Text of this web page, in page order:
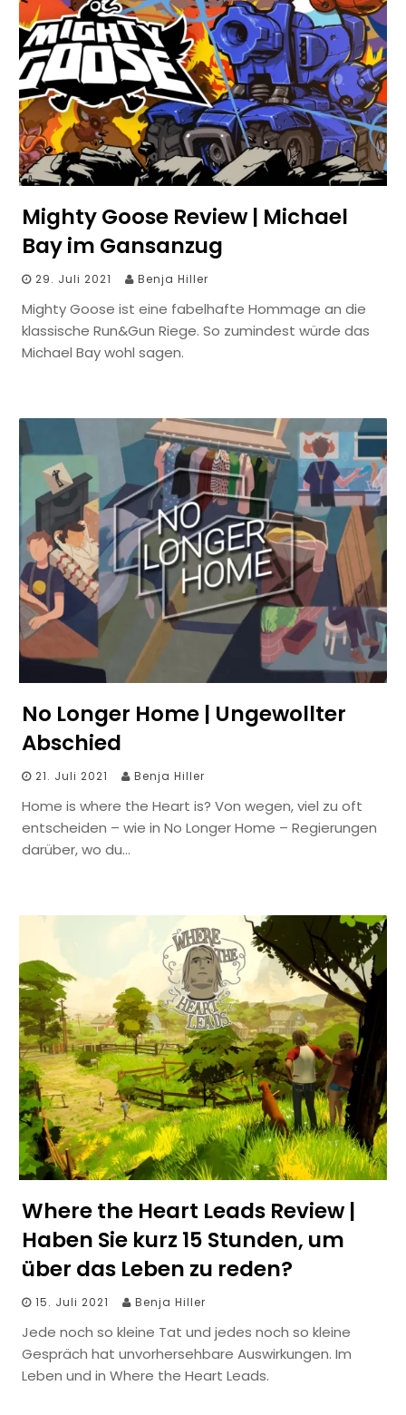
Mighty Goose Review | Michael
Bay im Gansanzug
29. Juli 2021 Benja Hiller
Mighty Goose ist eine fabelhafte Hommage an die
klassische Run&Gun Riege. So zumindest würde das
Michael Bay wohl sagen.
No Longer Home | Ungewollter
Abschied
21. Juli 2021 Benja Hiller
Home is where the Heart is? Von wegen, viel zu oft
entscheiden – wie in No Longer Home – Regierungen
darüber, wo du…
Where the Heart Leads Review |
Haben Sie kurz 15 Stunden, um
über das Leben zu reden?
15. Juli 2021 Benja Hiller
Jede noch so kleine Tat und jedes noch so kleine
Gespräch hat unvorhersehbare Auswirkungen. Im
Leben und in Where the Heart Leads.